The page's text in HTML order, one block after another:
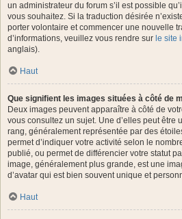
un administrateur du forum s’il est possible
vous souhaitez. Si la traduction désirée
porter volontaire et commencer une nouvelle
d’informations, veuillez vous rendre sur le site
anglais).
Haut
Que signifient les images situées à côté de
Deux images peuvent apparaître à côté de
vous consultez un sujet. Une d’elles peut être
rang, généralement représentée par des
permet d’indiquer votre activité selon le
publié, ou permet de différencier votre statut
image, généralement plus grande, est une
d’avatar qui est bien souvent unique et
Haut